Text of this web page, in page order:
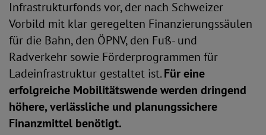
Infrastrukturfonds vor, der nach Schweizer
Vorbild mit klar geregelten Finanzierungssäulen
für die Bahn, den ÖPNV, den Fuß- und
Radverkehr sowie Förderprogrammen für
Ladeinfrastruktur gestaltet ist.Für eine
erfolgreiche Mobilitätswende werden dringend
höhere, verlässliche und planungssichere
Finanzmittel benötigt.